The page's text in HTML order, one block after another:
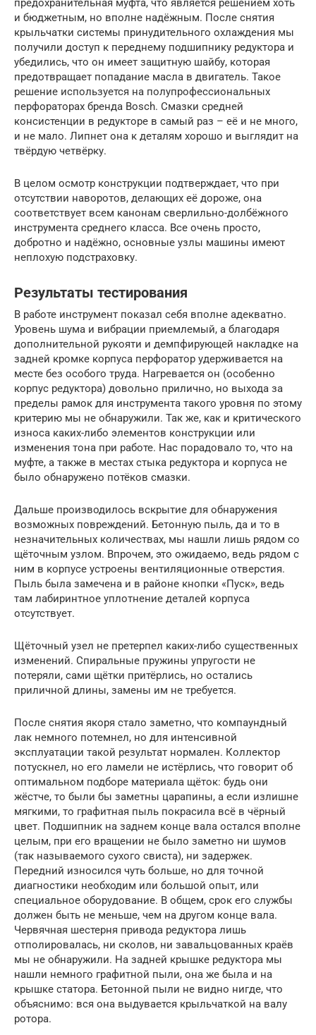
и бюджетным, но вполне надёжным. После снятия
крыльчатки системы принудительного охлаждения мы
получили доступ к переднему подшипнику редуктора и
убедились, что он имеет защитную шайбу, которая
предотвращает попадание масла в двигатель. Такое
решение используется на полупрофессиональных
перфораторах бренда Bosch. Смазки средней
консистенции в редукторе в самый раз – её и не много,
и не мало. Липнет она к деталям хорошо и выглядит на
твёрдую четвёрку.
В целом осмотр конструкции подтверждает, что при
отсутствии наворотов, делающих её дороже, она
соответствует всем канонам сверлильно-долбёжного
инструмента среднего класса. Все очень просто,
добротно и надёжно, основные узлы машины имеют
неплохую подстраховку.
Результаты тестирования
В работе инструмент показал себя вполне адекватно.
Уровень шума и вибрации приемлемый, а благодаря
дополнительной рукояти и демпфирующей накладке на
задней кромке корпуса перфоратор удерживается на
месте без особого труда. Нагревается он (особенно
корпус редуктора) довольно прилично, но выхода за
пределы рамок для инструмента такого уровня по этому
критерию мы не обнаружили. Так же, как и критического
износа каких-либо элементов конструкции или
изменения тона при работе. Нас порадовало то, что на
муфте, а также в местах стыка редуктора и корпуса не
было обнаружено потёков смазки.
Дальше производилось вскрытие для обнаружения
возможных повреждений. Бетонную пыль, да и то в
незначительных количествах, мы нашли лишь рядом со
щёточным узлом. Впрочем, это ожидаемо, ведь рядом с
ним в корпусе устроены вентиляционные отверстия.
Пыль была замечена и в районе кнопки «Пуск», ведь
там лабиринтное уплотнение деталей корпуса
отсутствует.
Щёточный узел не претерпел каких-либо существенных
изменений. Спиральные пружины упругости не
потеряли, сами щётки притёрлись, но остались
приличной длины, замены им не требуется.
После снятия якоря стало заметно, что компаундный
лак немного потемнел, но для интенсивной
эксплуатации такой результат нормален. Коллектор
потускнел, но его ламели не истёрлись, что говорит об
оптимальном подборе материала щёток: будь они
жёстче, то были бы заметны царапины, а если излишне
мягкими, то графитная пыль покрасила всё в чёрный
цвет. Подшипник на заднем конце вала остался вполне
целым, при его вращении не было заметно ни шумов
(так называемого сухого свиста), ни задержек.
Передний износился чуть больше, но для точной
диагностики необходим или большой опыт, или
специальное оборудование. В общем, срок его службы
должен быть не меньше, чем на другом конце вала.
Червячная шестерня привода редуктора лишь
отполировалась, ни сколов, ни завальцованных краёв
мы не обнаружили. На задней крышке редуктора мы
нашли немного графитной пыли, она же была и на
крышке статора. Бетонной пыли не видно нигде, что
объяснимо: вся она выдувается крыльчаткой на валу
ротора.